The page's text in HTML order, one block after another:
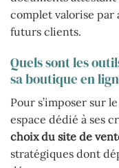
complet valorise
futurs clients.
Quels sont les
sa boutique en
Pour s’imposer sur
espace dédié à ses
choix du site de
stratégiques dont